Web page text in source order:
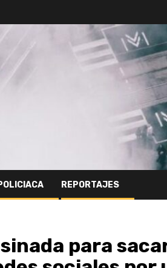
REPORTAJES
para